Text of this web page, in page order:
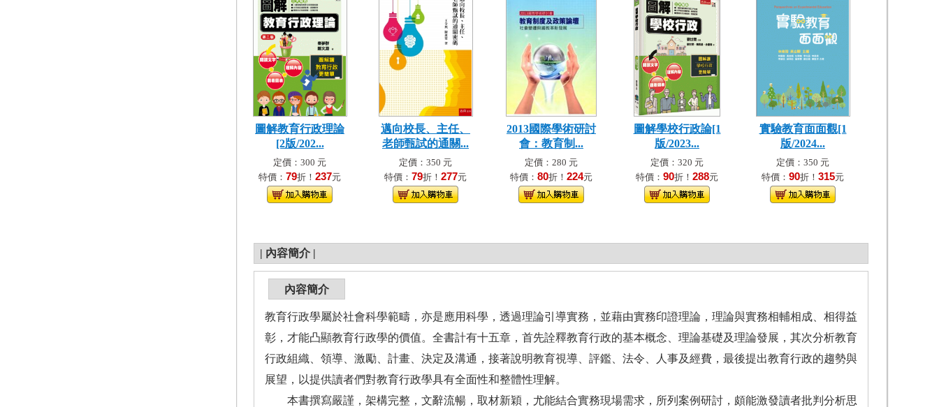
圖解教育行政理論
[2版/202...
定價：300 元
特價： 79折！ 237元
邁向校長、主任、
老師甄試的通關...
定價：350 元
特價： 79折！ 277元
2013國際學術研討
會：教育制...
定價：280 元
特價： 80折！ 224元
圖解學校行政論[1
版/2023...
定價：320 元
特價： 90折！ 288元
實驗教育面面觀[1
版/2024...
定價：350 元
特價： 90折！ 315元
| 內容簡介 |
內容簡介
教育行政學屬於社會科學範疇，亦是應用科學，透過理論引導實務，並藉由實務印證理論，理論與實務相輔相成、相得益
彰，才能凸顯教育行政學的價值。全書計有十五章，首先詮釋教育行政的基本概念、理論基礎及理論發展，其次分析教育
行政組織、領導、激勵、計畫、決定及溝通，接著說明教育視導、評鑑、法令、人事及經費，最後提出教育行政的趨勢與
展望，以提供讀者們對教育行政學具有全面性和整體性理解。
本書撰寫嚴謹，架構完整，文辭流暢，取材新穎，尤能結合實務現場需求，所列案例研討，頗能激發讀者批判分析思